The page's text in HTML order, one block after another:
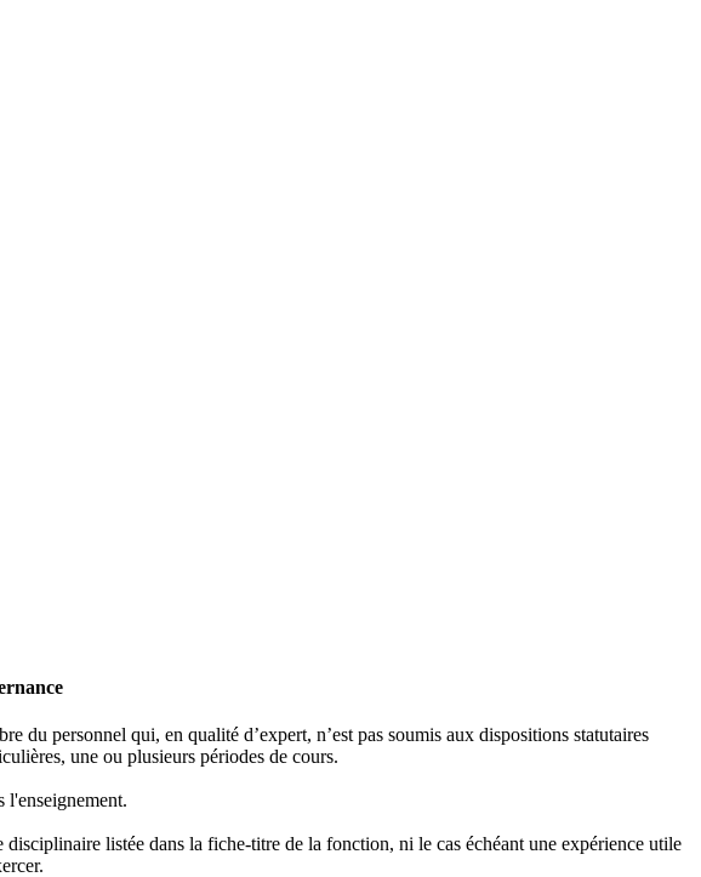
du personnel qui, en qualité d’expert, n’est pas soumis aux dispositions statutaires
une ou plusieurs périodes de cours.
l'enseignement.
listée dans la fiche-titre de la fonction, ni le cas échéant une expérience utile